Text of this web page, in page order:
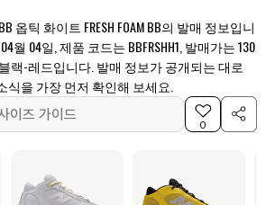
옵틱 화이트 FRESH FOAM BB의 발매 정보입니
월 04일, 제품 코드는 BBFRSHH1, 발매가는 130
랙-레드입니다. 발매 정보가 공개되는 대로
식을 가장 먼저 확인해 보세요.
이즈 가이드
0